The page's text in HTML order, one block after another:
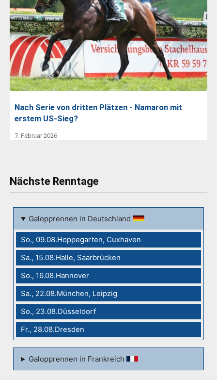
Nach Serie von dritten Plätzen - Namaron mit
erstem US-Sieg?
7. Februar 2026
Nächste Renntage
Galopprennen in Deutschland
So., 09.08.Hoppegarten, Cuxhaven
Sa., 15.08.Halle, Saarbrücken
So., 16.08.Hannover
Sa., 22.08.München, Leipzig
So., 23.08.Düsseldorf
Fr., 28.08.Dresden
Galopprennen in Frankreich